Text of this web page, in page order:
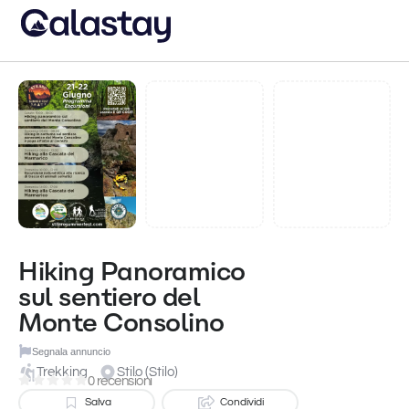
Hiking Panoramico
sul sentiero del
Monte Consolino
Segnala annuncio
Trekking Stilo (Stilo)
0 recensioni
Salva Condividi